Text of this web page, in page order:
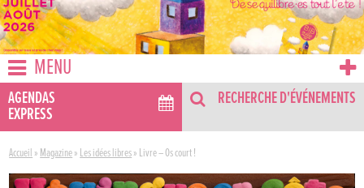
MENU
AGENDAS
EXPRESS
RECHERCHE D'ÉVÉNEMENTS
Accueil » Magazine» Les idées libres» Livre – Os court !